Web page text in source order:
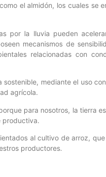
el almidón, los cuales se
por la lluvia pueden
mecanismos de
relacionadas con
mediante el uso
agrícola.
para nosotros, la tierra
productiva.
al cultivo de arroz,
productores.